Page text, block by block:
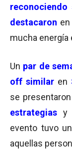
destacaron
mucha energía
Un par de
off similar en
se
estrategias y
evento tuvo un
aquellas